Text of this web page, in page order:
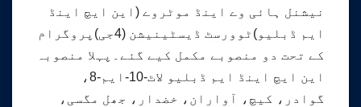
نیشنل ہائی وے اینڈ موٹروے (این ایچ اینڈ
ایم ڈبلیو)ٹوورسٹ ڈیسٹینیشن (4جی)پروگرام
کے تحت دو منصوبے مکمل کیے گئے۔پہلا منصوبہ
این ایچ اینڈ ایم ڈبلیو لاٹ-10-ایم-8،
گوادر، کیچ، آواران، خضدار، جھل مگسی،